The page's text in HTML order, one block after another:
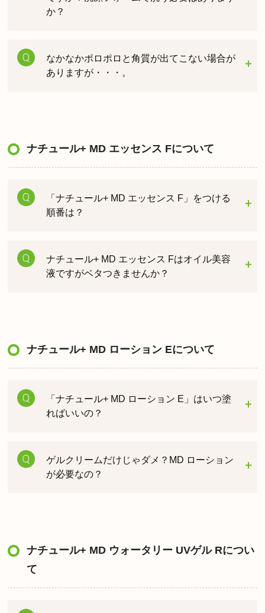
か？
なかなかポロポロと角質が出てこない場合が
ありますが・・・。
ナチュール+ MD エッセンス Fについて
「ナチュール+ MD エッセンス F」をつける
順番は？
ナチュール+ MD エッセンス Fはオイル美容
液ですがベタつきませんか？
ナチュール+ MD ローション Eについて
「ナチュール+ MD ローション E」はいつ塗
ればいいの？
ゲルクリームだけじゃダメ？MD ローション
が必要なの？
ナチュール+ MD ウォータリー UVゲル Rについ
て